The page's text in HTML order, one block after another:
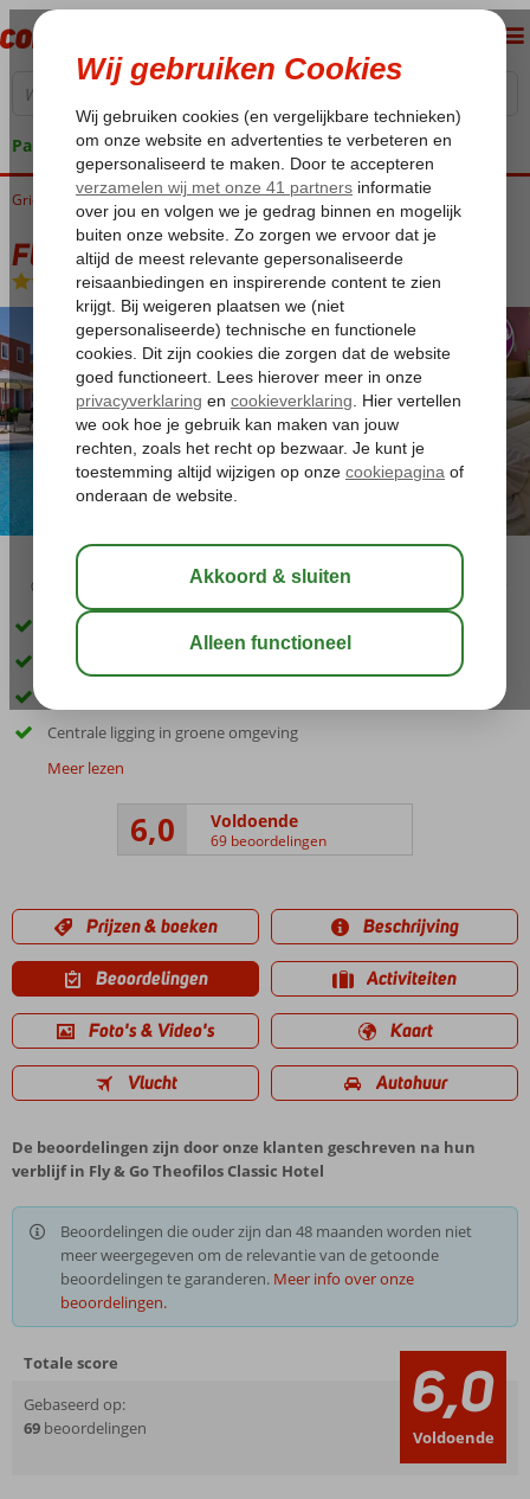
Pakketgarantie
Home
Griekenland Lesbos Petra Fly & Go Theofilos Classic Hotel
Fly & Go Theofilos Classic Hotel
Logies en ontbijt -Hotel
03:15
Inclusief huurauto
Zwembad met prachtig uitzicht op de bergen
Centrale ligging in groene omgeving
Meer lezen
6,0 Voldoende
69 beoordelingen
Prijzen & boeken Beschrijving
Beoordelingen Activiteiten
Foto's & Video's Kaart
Vlucht Autohuur
De beoordelingen zijn door onze klanten geschreven na hun
verblijf in Fly & Go Theofilos Classic Hotel
Beoordelingen die ouder zijn dan 48 maanden worden niet
meer weergegeven om de relevantie van de getoonde
beoordelingen te garanderen. Meer info over onze
beoordelingen.
Totale score
Gebaseerd op:
69 beoordelingen 6,0
Voldoende